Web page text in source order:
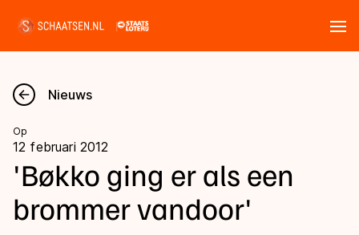
Nieuws
Kalender
Disciplines
Nieuws
Op
12 februari 2012
'Bøkko ging er als een
brommer vandoor'